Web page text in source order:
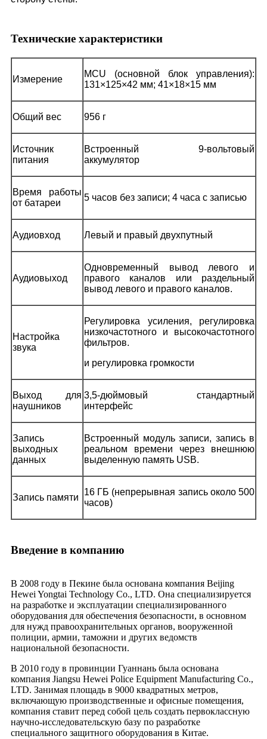
Технические характеристики
Измерение
MCU (основной блок управления):
131×125×42 мм; 41×18×15 мм
Общий вес 956 г
Источник
питания
Встроенный 9-вольтовый
аккумулятор
Время работы
от батареи
5 часов без записи; 4 часа с записью
Аудиовход Левый и правый двухпутный
Аудиовыход
Одновременный вывод левого и
правого каналов или раздельный
вывод левого и правого каналов.
Настройка
звука
Регулировка усиления, регулировка
низкочастотного и высокочастотного
фильтров.
и регулировка громкости
Выход для
наушников
3,5-дюймовый стандартный
интерфейс
Запись
выходных
данных
Встроенный модуль записи, запись в
реальном времени через внешнюю
выделенную память USB.
Запись памяти
16 ГБ (непрерывная запись около 500
часов)
Введение в компанию
В 2008 году в Пекине была основана компания Beijing
Hewei Yongtai Technology Co., LTD. Она специализируется
на разработке и эксплуатации специализированного
оборудования для обеспечения безопасности, в основном
для нужд правоохранительных органов, вооруженной
полиции, армии, таможни и других ведомств
национальной безопасности.
В 2010 году в провинции Гуаннань была основана
компания Jiangsu Hewei Police Equipment Manufacturing Co.,
LTD. Занимая площадь в 9000 квадратных метров,
включающую производственные и офисные помещения,
компания ставит перед собой цель создать первоклассную
научно-исследовательскую базу по разработке
специального защитного оборудования в Китае.